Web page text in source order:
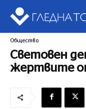
Общество
Световен
жертвите